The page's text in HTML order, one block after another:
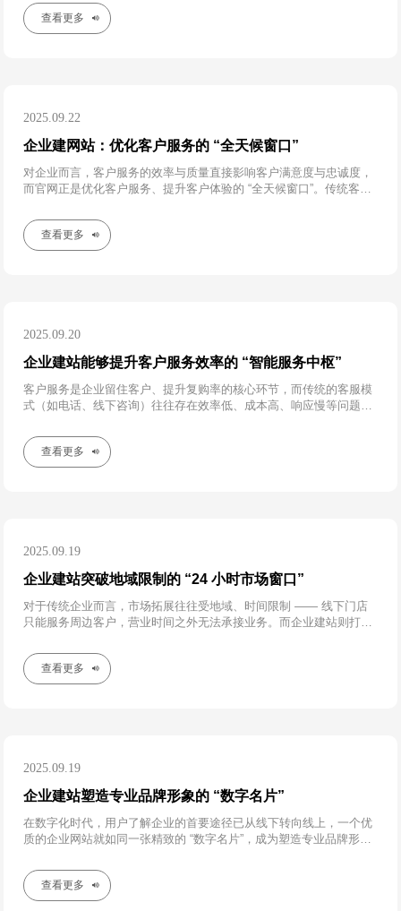
业计划进入新城市，可在官网新增该城市的门店信息
查看更多
2025.09.22
企业建网站：优化客户服务的 “全天候窗口”
对企业而言，客户服务的效率与质量直接影响客户满意度与忠诚度，
而官网正是优化客户服务、提升客户体验的 “全天候窗口”。传统客户
制
查看更多
2025.09.20
企业建站能够提升客户服务效率的 “智能服务中枢”
客户服务是企业留住客户、提升复购率的核心环节，而传统的客服模
式（如电话、线下咨询）往往存在效率低、成本高、响应慢等问题。
枢”，既提升客户满意度，又降低企业运营成本。​
查看更多
2025.09.19
企业建站突破地域限制的 “24 小时市场窗口”
对于传统企业而言，市场拓展往往受地域、时间限制 —— 线下门店
只能服务周边客户，营业时间之外无法承接业务。而企业建站则打破
让业务覆盖范围从本地延伸至全国乃至全球。​
查看更多
2025.09.19
企业建站塑造专业品牌形象的 “数字名片”
在数字化时代，用户了解企业的首要途径已从线下转向线上，一个优
质的企业网站就如同一张精致的 “数字名片”，成为塑造专业品牌形象
有更强的自主性和品牌专属感
查看更多